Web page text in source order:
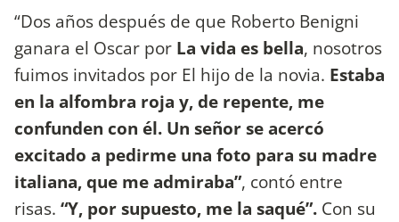
“Dos años después de que Roberto Benigni
ganara el Oscar por La vida es bella, nosotros
fuimos invitados por El hijo de la novia. Estaba
en la alfombra roja y, de repente, me
confunden con él. Un señor se acercó
excitado a pedirme una foto para su madre
italiana, que me admiraba”, contó entre
risas. “Y, por supuesto, me la saqué”. Con su